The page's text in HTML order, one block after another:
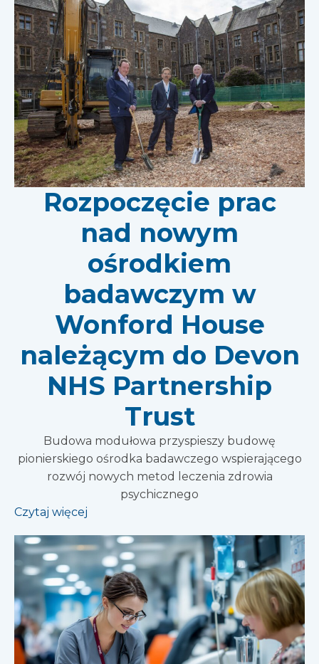
Rozpoczęcie prac
nad nowym
ośrodkiem
badawczym w
Wonford House
należącym do Devon
NHS Partnership
Trust
Budowa modułowa przyspieszy budowę
pionierskiego ośrodka badawczego wspierającego
rozwój nowych metod leczenia zdrowia
psychicznego
Czytaj więcej